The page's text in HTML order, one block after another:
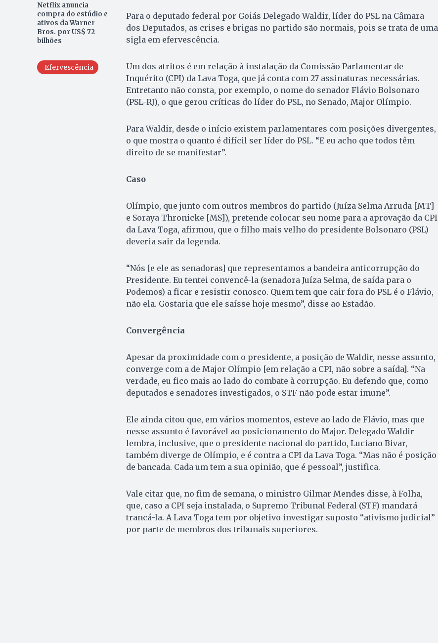
Netflix anuncia
compra do estúdio e
ativos da Warner
Bros. por US$ 72
bilhões
Efervescência
Para o deputado federal por Goiás Delegado Waldir, líder do PSL na Câmara
dos Deputados, as crises e brigas no partido são normais, pois se trata de uma
sigla em efervescência.
Um dos atritos é em relação à instalação da Comissão Parlamentar de
Inquérito (CPI) da Lava Toga, que já conta com 27 assinaturas necessárias.
Entretanto não consta, por exemplo, o nome do senador Flávio Bolsonaro
(PSL-RJ), o que gerou críticas do líder do PSL, no Senado, Major Olímpio.
Para Waldir, desde o início existem parlamentares com posições divergentes,
o que mostra o quanto é difícil ser líder do PSL. “E eu acho que todos têm
direito de se manifestar”.
Caso
Olímpio, que junto com outros membros do partido (Juíza Selma Arruda [MT]
e Soraya Thronicke [MS]), pretende colocar seu nome para a aprovação da CPI
da Lava Toga, afirmou, que o filho mais velho do presidente Bolsonaro (PSL)
deveria sair da legenda.
“Nós [e ele as senadoras] que representamos a bandeira anticorrupção do
Presidente. Eu tentei convencê-la (senadora Juíza Selma, de saída para o
Podemos) a ficar e resistir conosco. Quem tem que cair fora do PSL é o Flávio,
não ela. Gostaria que ele saísse hoje mesmo”, disse ao Estadão.
Convergência
Apesar da proximidade com o presidente, a posição de Waldir, nesse assunto,
converge com a de Major Olímpio [em relação a CPI, não sobre a saída]. “Na
verdade, eu fico mais ao lado do combate à corrupção. Eu defendo que, como
deputados e senadores investigados, o STF não pode estar imune”.
Ele ainda citou que, em vários momentos, esteve ao lado de Flávio, mas que
nesse assunto é favorável ao posicionamento do Major. Delegado Waldir
lembra, inclusive, que o presidente nacional do partido, Luciano Bivar,
também diverge de Olímpio, e é contra a CPI da Lava Toga. “Mas não é posição
de bancada. Cada um tem a sua opinião, que é pessoal”, justifica.
Vale citar que, no fim de semana, o ministro Gilmar Mendes disse, à Folha,
que, caso a CPI seja instalada, o Supremo Tribunal Federal (STF) mandará
trancá-la. A Lava Toga tem por objetivo investigar suposto “ativismo judicial”
por parte de membros dos tribunais superiores.